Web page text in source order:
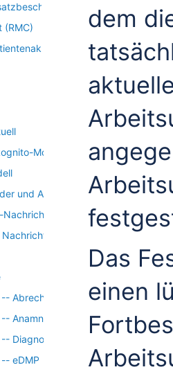
(RMC)
(RMC)
(RMC)
Modus
und Aufgaben
Archiv
Abrechnung
Anamnese und Befundung
Diagnosen
eDMP
dem
Das
einen